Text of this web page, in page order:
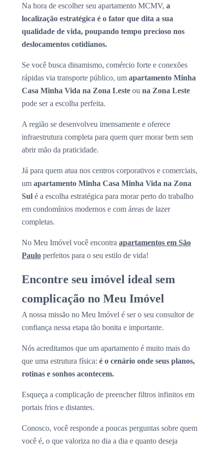
Na hora de escolher seu apartamento MCMV, a
localização estratégica é o fator que dita a sua
qualidade de vida, poupando tempo precioso nos
deslocamentos cotidianos.
Se você busca dinamismo, comércio forte e conexões
rápidas via transporte público, um apartamento Minha
Casa Minha Vida na Zona Leste ou na Zona Leste
pode ser a escolha perfeita.
A região se desenvolveu imensamente e oferece
infraestrutura completa para quem quer morar bem sem
abrir mão da praticidade.
Já para quem atua nos centros corporativos e comerciais,
um apartamento Minha Casa Minha Vida na Zona
Sul é a escolha estratégica para morar perto do trabalho
em condomínios modernos e com áreas de lazer
completas.
No Meu Imóvel você encontra apartamentos em São
Paulo perfeitos para o seu estilo de vida!
Encontre seu imóvel ideal sem
complicação no Meu Imóvel
A nossa missão no Meu Imóvel é ser o seu consultor de
confiança nessa etapa tão bonita e importante.
Nós acreditamos que um apartamento é muito mais do
que uma estrutura física: é o cenário onde seus planos,
rotinas e sonhos acontecem.
Esqueça a complicação de preencher filtros infinitos em
portais frios e distantes.
Conosco, você responde a poucas perguntas sobre quem
você é, o que valoriza no dia a dia e quanto deseja